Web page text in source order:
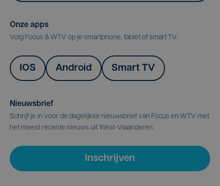
Onze apps
Volg Focus & WTV op je smartphone, tablet of smart TV.
IOS Android Smart TV
Nieuwsbrief
Schrijf je in voor de dagelijkse nieuwsbrief van Focus en WTV met
het meest recente nieuws uit West-Vlaanderen.
Inschrijven